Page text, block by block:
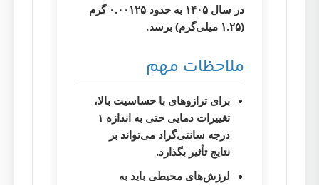
در سال ۱۴۰۵ به حدود ۰.۰۰۱۲۵ گرم
(۱.۲۵ میلی‌گرم) برسد.
ملاحظات مهم
برای ترازوهای با حساسیت بالا،
تغییرات دمایی حتی به اندازه ۱
درجه سانتی‌گراد می‌تواند بر
نتایج تأثیر بگذارد.
لرزش‌های محیطی باید به